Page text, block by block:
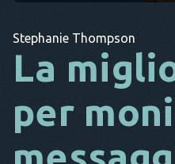
Stephanie Thompson
La
per